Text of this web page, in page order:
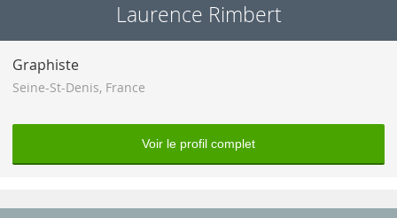
Laurence Rimbert
Graphiste
Seine-St-Denis, France
Voir le profil complet